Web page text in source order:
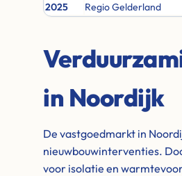
2025
Regio Gelderland
in Noordijk
De vastgoedmarkt in
nieuwbouwinterventies.
voor isolatie en